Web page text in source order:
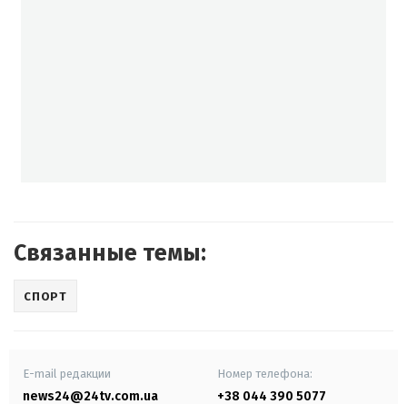
Связанные темы:
СПОРТ
E-mail редакции
news24@24tv.com.ua
Номер телефона:
+38 044 390 5077